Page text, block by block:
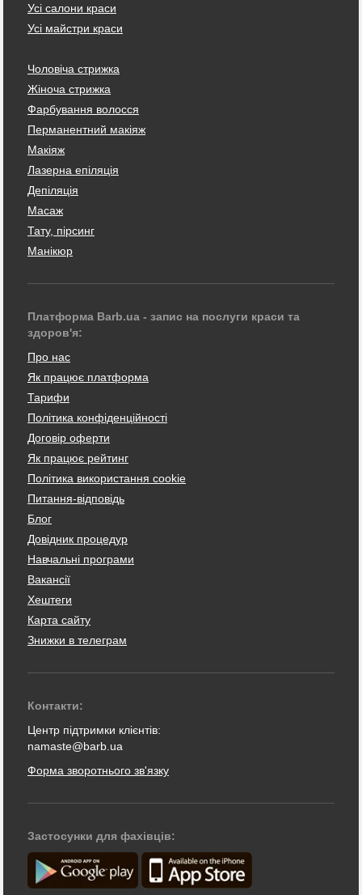
Усі салони краси
Усі майстри краси
Чоловіча стрижка
Жіноча стрижка
Фарбування волосся
Перманентний макіяж
Макіяж
Лазерна епіляція
Депіляція
Масаж
Тату, пірсинг
Манікюр
Платформа Barb.ua - запис на послуги краси та
здоров'я:
Про нас
Як працює платформа
Тарифи
Політика конфіденційності
Договір оферти
Як працює рейтинг
Політика використання cookie
Питання-відповідь
Блог
Довідник процедур
Навчальні програми
Вакансії
Хештеги
Карта сайту
Знижки в телеграм
Контакти:
Центр підтримки клієнтів:
namaste@barb.ua
Форма зворотнього зв'язку
Застосунки для фахівців: